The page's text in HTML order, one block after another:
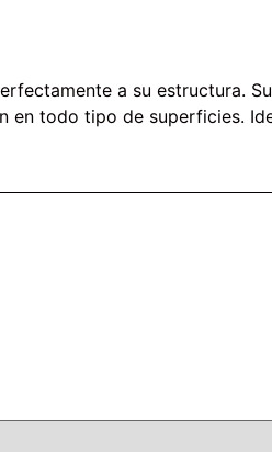
a su estructura.
en todo tipo de superficies.